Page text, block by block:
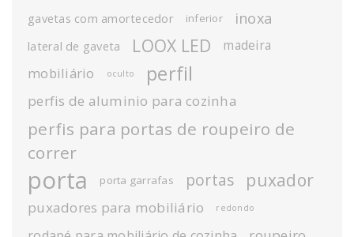
gavetas com amortecedor
inferior inoxa
lateral de gaveta LOOX LED madeira
mobiliário oculto perfil
perfis de aluminio para cozinha
perfis para portas de roupeiro de
correr
porta porta garrafas portas puxador
puxadores para mobiliário redondo